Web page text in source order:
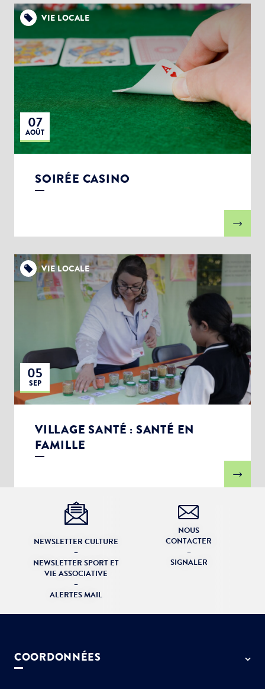
VIE LOCALE
07
AOÛT
SOIRÉE CASINO
VIE LOCALE
05
SEP
VILLAGE SANTÉ : SANTÉ EN
FAMILLE
NEWSLETTER CULTURE
–
NEWSLETTER SPORT ET
VIE ASSOCIATIVE
–
ALERTES MAIL
NOUS
CONTACTER
–
SIGNALER
COORDONNÉES